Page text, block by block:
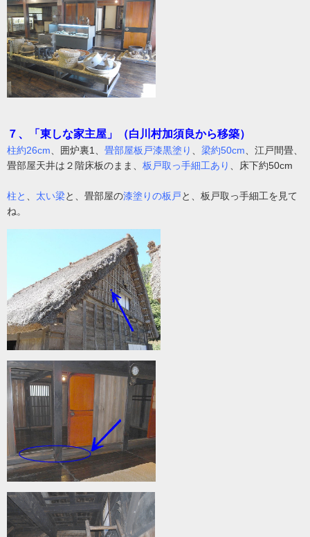
７、「東しな家主屋」（白川村加須良から移築）
柱約26cm 、囲炉裏1、 畳部屋板戸漆黒塗り 梁約50cm 、江戸間畳、
畳部屋天井は２階床板のまま、 板戸取っ手細工あり 、床下約50cm
柱と 太い梁と、畳部屋の漆塗りの板戸と、板戸取っ手細工を見て
ね。